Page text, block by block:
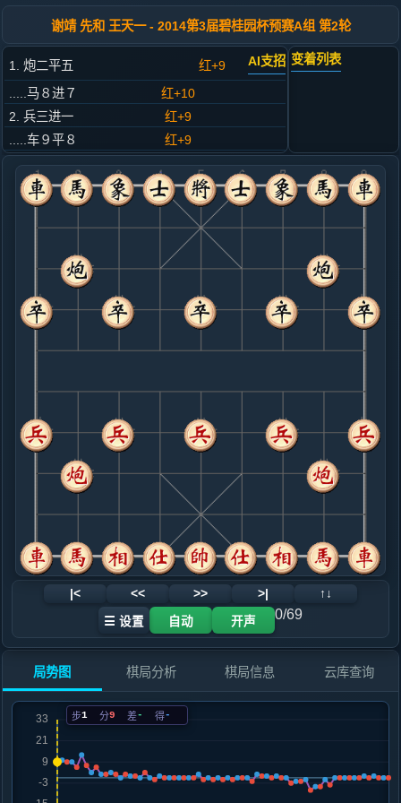
谢靖 先和 王天一 - 2014第3届碧桂园杯预赛A组 第2轮
1. 炮二平五 红+9 AI支招
.....马８进７
红+10
2. 兵三进一
红+9
.....车９平８
红+9
3. 马二进三
红+6
.....砲８平９
红+13
4. 马八进七
红+7
.....卒３进１
红+3
5. 炮八进四
红+6
.....马２进３
6. 炮八平七
红+2
.....车１平２
红+3
7. 车九平八
红+2
8. 车八进四
红+2
.....卒７进１
红+1
9. 兵七进一
红+1
.....卒３进１
10. 车八平七
红+3
.....卒７进１
红+0
黑+1
.....马７进６
红+1
12. 车一平二
红+0
车三平四
红+0
红+0
.....象３进５
红+0
14. 马二进三
红+0
车三平四
.....砲２平３
红+0
士４进５
15. 车三平四
红+0
.....车２进４
16. 马七进六
马七进八
.....马６进４
变着列表
|< << >> >| ↑↓
☰ 设置 自动 开声 0/69
局势图 棋局分析 棋局信息 云库查询
步1 分9 差- 得-